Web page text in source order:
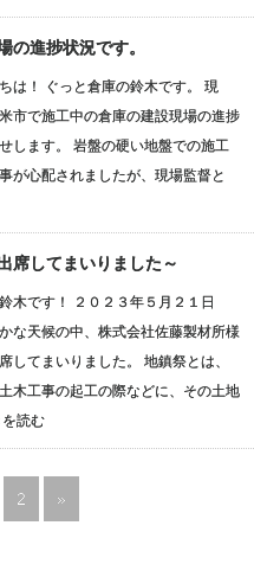
の進捗状況です。
は！ ぐっと倉庫の鈴木です。 現
市で施工中の倉庫の建設現場の進捗
します。 岩盤の硬い地盤での施工
が心配されましたが、現場監督と
席してまいりました～
木です！ ２０２３年５月２１日
かな天候の中、株式会社佐藤製材所様
してまいりました。 地鎮祭とは、
木工事の起工の際などに、その土地
読む
2 »